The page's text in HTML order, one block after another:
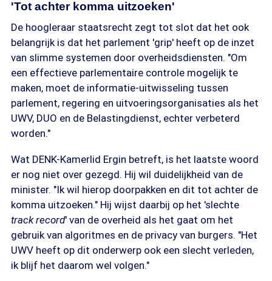
'Tot achter komma uitzoeken'
De hoogleraar staatsrecht zegt tot slot dat het ook
belangrijk is dat het parlement 'grip' heeft op de inzet
van slimme systemen door overheidsdiensten. "Om
een effectieve parlementaire controle mogelijk te
maken, moet de informatie-uitwisseling tussen
parlement, regering en uitvoeringsorganisaties als het
UWV, DUO en de Belastingdienst, echter verbeterd
worden."
Wat DENK-Kamerlid Ergin betreft, is het laatste woord
er nog niet over gezegd. Hij wil duidelijkheid van de
minister. "Ik wil hierop doorpakken en dit tot achter de
komma uitzoeken." Hij wijst daarbij op het 'slechte
track record' van de overheid als het gaat om het
gebruik van algoritmes en de privacy van burgers. "Het
UWV heeft op dit onderwerp ook een slecht verleden,
ik blijf het daarom wel volgen."